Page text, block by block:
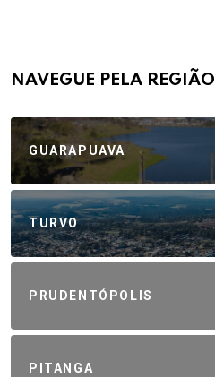
NAVEGUE PELA REGIÃO
GUARAPUAVA
TURVO
PRUDENTÓPOLIS
PITANGA